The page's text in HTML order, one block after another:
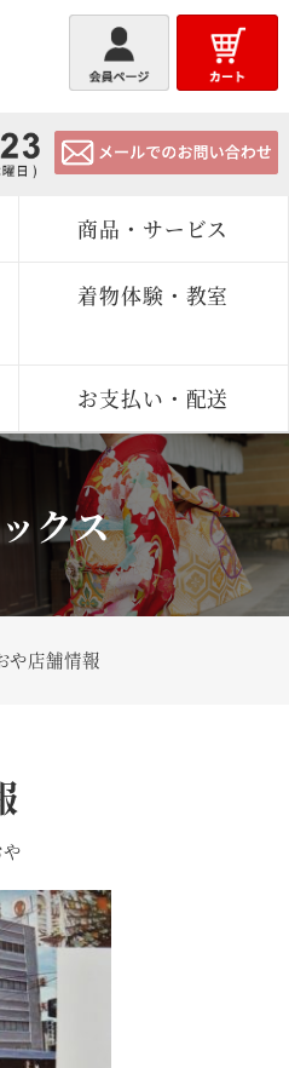
商品・サービス
着物体験・教室
お支払い・配送
クス
や店舗情報